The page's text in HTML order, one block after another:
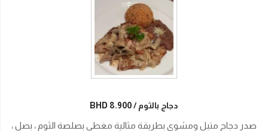
دجاج بالثوم BHD 8.900
صدر دجاج متبل ومشوي بطريقة مثالية مغطى بصلصة الثوم ، بصل ،